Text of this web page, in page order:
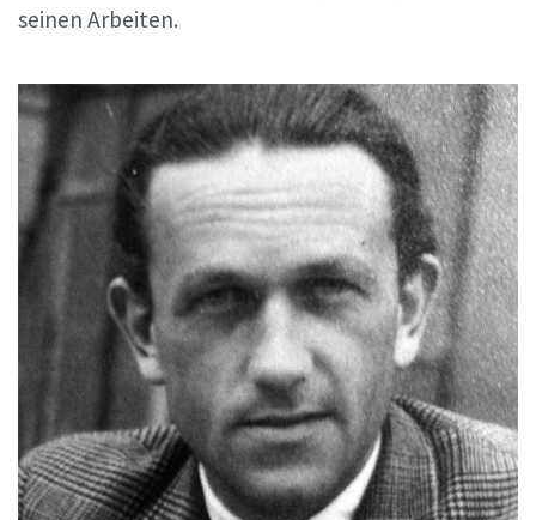
seinen Arbeiten.